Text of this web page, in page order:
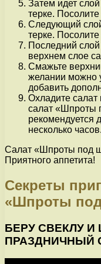
Затем идет
терке. Посолите
Следующий
терке. Посолите
Последний
верхнем слое
Смажьте
желании можно
добавить
Охладите салат
салат «Шпроты
рекомендуется
несколько часов.
Салат «Шпроты под
Приятного аппетита!
Секреты
«Шпроты
БЕРУ СВЕКЛУ И
ПРАЗДНИЧНЫЙ